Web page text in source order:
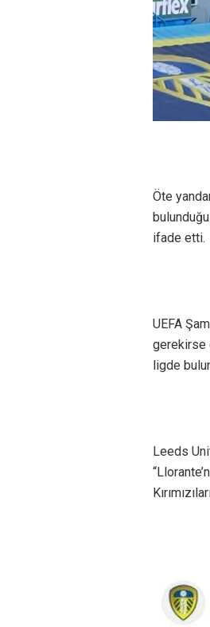
Öte
ifade etti.
UEFA
gerekirse
ligde
Leeds